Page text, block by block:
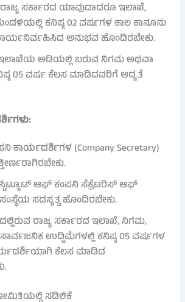
ಸರ್ಕಾರದ ಯಾವುದಾದರೂ ಇಲಾಖೆ,
ಕನಿಷ್ಠ 02 ವರ್ಷಗಳ ಕಾಲ ಕಾನೂನು
ಅನುಭವ ಹೊಂದಿರಬೇಕು.
ಅಡಿಯಲ್ಲಿ ಬರುವ ನಿಗಮ ಅಥವಾ
05 ವರ್ಷ ಕೆಲಸ ಮಾಡಿದವರಿಗೆ ಆದ್ಯತೆ
ಕಾರ್ಯದರ್ಶಿಗಳ (Company Secretary)
ಆಫ್ ಕಂಪನಿ ಸೆಕ್ರೆಟರಿಸ್ ಆಫ್
ಸದಸ್ಯತ್ವ ಹೊಂದಿರಬೇಕು.
ರಾಜ್ಯ ಸರ್ಕಾರದ ಇಲಾಖೆ, ನಿಗಮ,
ಉದ್ದಿಮೆಗಳಲ್ಲಿ ಕನಿಷ್ಠ 05 ವರ್ಷಗಳ
ಕೆಲಸ ಮಾಡಿದ
ಸಡಿಲಿಕೆ